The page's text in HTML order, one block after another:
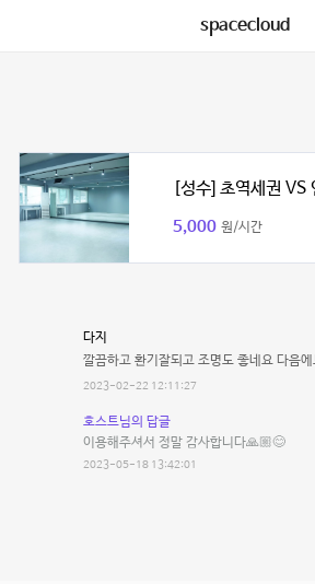
spacecloud
[성수] 초역세권 VS
5,000 원/시간
다지
깔끔하고 환기잘되고 조명도 좋네요 다음
2023-02-22 12:11:27
호스트님의 답글
이용해주셔서 정말 감사합니다🙏🏼😊
2023-05-18 13:42:01